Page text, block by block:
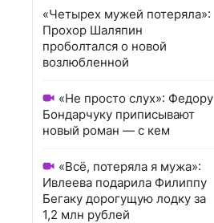
«Четырех мужей потеряла»:
Прохор Шаляпин
проболтался о новой
возлюбленной
«Не просто слух»: Федору
Бондарчуку приписывают
новый роман — с кем
«Всё, потеряла я мужа»:
Ивлеева подарила Филиппу
Бегаку дорогущую лодку за
1,2 млн рублей